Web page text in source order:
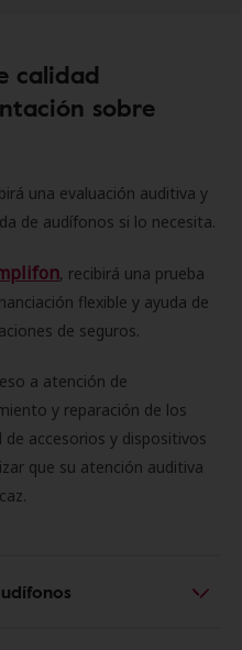
calidad
sobre
una evaluación auditiva y
de audífonos si lo necesita.
, recibirá una prueba
flexible y ayuda de
de seguros.
a atención de
y reparación de los
accesorios y dispositivos
que su atención auditiva